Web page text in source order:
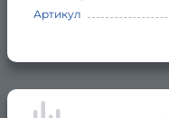
Артикул